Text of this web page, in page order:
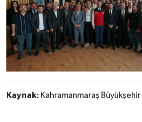
Kaynak: Kahramanmaraş